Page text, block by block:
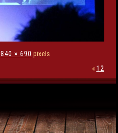
840 × 690 pixels
«12